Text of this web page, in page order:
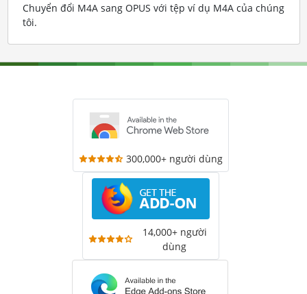
Chuyển đổi M4A sang OPUS với tệp ví dụ M4A của chúng
tôi.
300,000+ người dùng
14,000+ người
dùng